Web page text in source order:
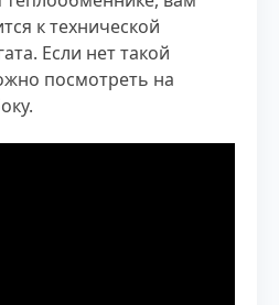
к технической
Если нет такой
посмотреть на